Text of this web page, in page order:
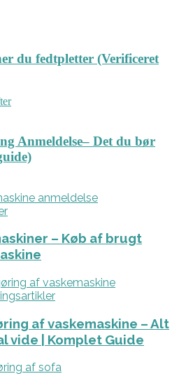
du fedtpletter (Verificeret
Anmeldelse– Det du bør
– Køb af brugt
af vaskemaskine – Alt
vide | Komplet Guide